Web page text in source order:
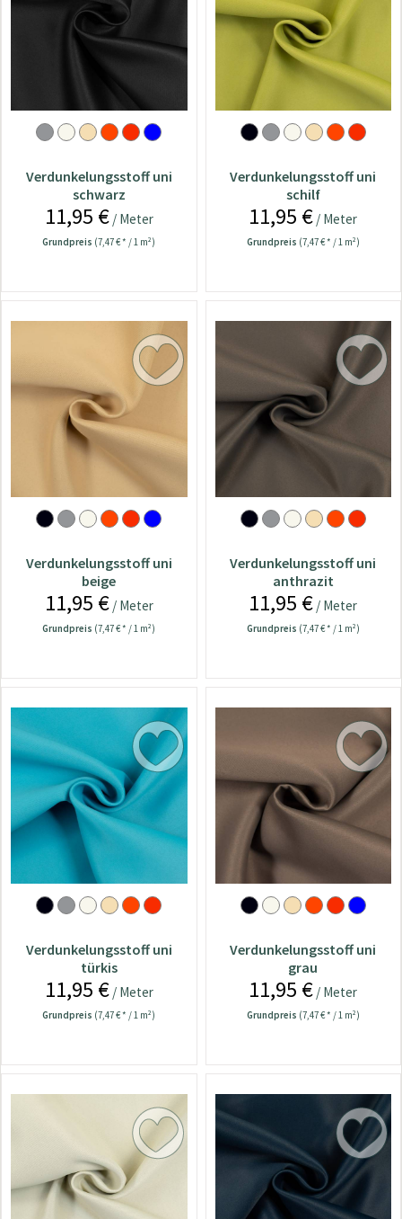
Verdunkelungsstoff uni
schwarz
11,95 €/ Meter
Grundpreis (7,47 € * / 1 m²)
Verdunkelungsstoff uni
schilf
11,95 € / Meter
Grundpreis (7,47 € * / 1 m²)
Verdunkelungsstoff uni
beige
11,95 €/ Meter
Grundpreis (7,47 € * / 1 m²)
Verdunkelungsstoff uni
anthrazit
11,95 € / Meter
Grundpreis (7,47 € * / 1 m²)
Verdunkelungsstoff uni
türkis
11,95 €/ Meter
Grundpreis (7,47 € * / 1 m²)
Verdunkelungsstoff uni
grau
11,95 € / Meter
Grundpreis (7,47 € * / 1 m²)